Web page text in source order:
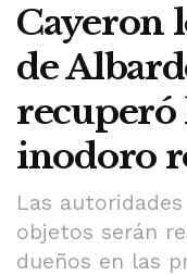
Cayeron
de
recuperó
inodoro
Las
objetos serán
dueños en las